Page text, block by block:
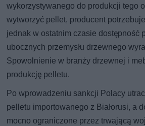
wykorzystywanego do produkcji tego
wytworzyć pellet, producent
jednak w ostatnim czasie dostępność
ubocznych przemysłu drzewnego
Spowolnienie w branży drzewnej i
produkcję pelletu.
Po wprowadzeniu sankcji Polacy
pelletu importowanego z Białorusi, a
mocno ograniczone przez trwającą